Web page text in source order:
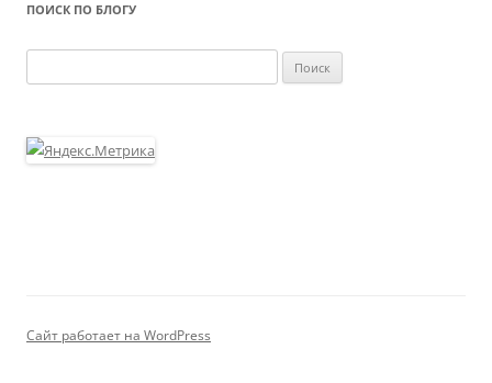
ПОИСК ПО БЛОГУ
Сайт работает на WordPress